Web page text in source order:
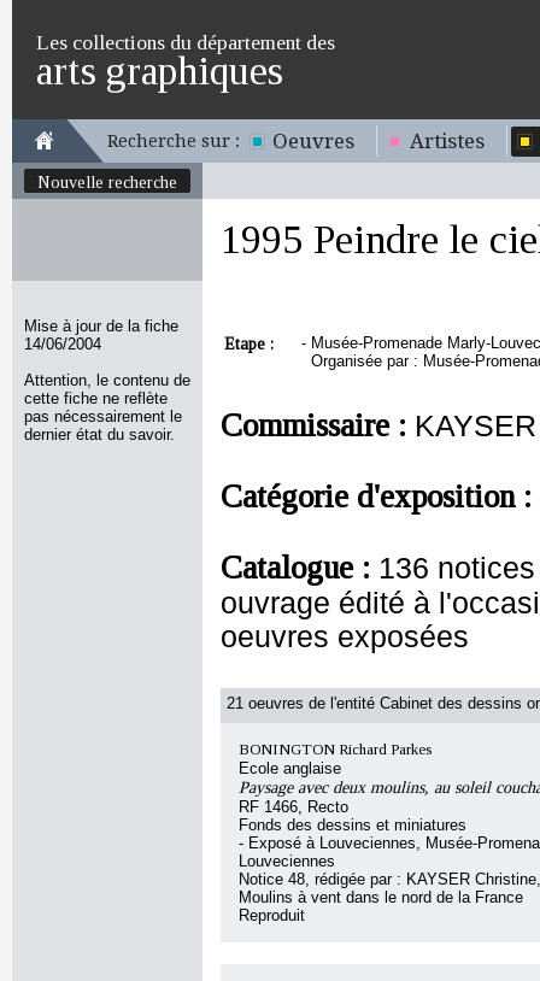
Les collections du département des
arts graphiques
Recherche sur : Oeuvres Artistes
Nouvelle recherche
Mise à jour de la fiche
14/06/2004
Attention, le contenu de
cette fiche ne reflète
pas nécessairement le
dernier état du savoir.
1995 Peindre le
Etape : - Musée-Promenade Marly-
Organisée par : Musée-
Commissaire :
Catégorie d'exposition :
Catalogue : 136
ouvrage édité à
oeuvres exposées
21 oeuvres de l'entité Cabinet des dessins
BONINGTON Richard Parkes
Ecole anglaise
Paysage avec deux moulins, au soleil
RF 1466, Recto
Fonds des dessins et miniatures
- Exposé à Louveciennes, Musée-
Louveciennes
Notice 48, rédigée par : KAYSER
Moulins à vent dans le nord de la France
Reproduit